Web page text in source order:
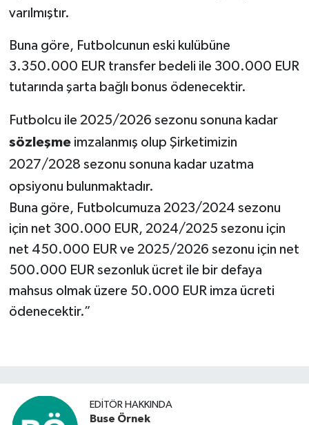
varılmıştır.
Buna göre, Futbolcunun eski kulübüne
3.350.000 EUR transfer bedeli ile 300.000 EUR
tutarında şarta bağlı bonus ödenecektir.
Futbolcu ile 2025/2026 sezonu sonuna kadar
sözleşmeimzalanmış olup Şirketimizin
2027/2028 sezonu sonuna kadar uzatma
opsiyonu bulunmaktadır.
Buna göre, Futbolcumuza 2023/2024 sezonu
için net 300.000 EUR, 2024/2025 sezonu için
net 450.000 EUR ve 2025/2026 sezonu için net
500.000 EUR sezonluk ücret ile bir defaya
mahsus olmak üzere 50.000 EUR imza ücreti
ödenecektir.”
EDITÖR HAKKINDA
Buse Örnek